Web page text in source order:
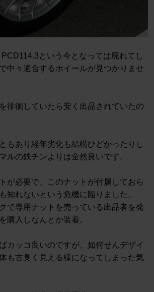
という今となっては廃れてし
中々適合するホイールが見つかりませ
徘徊していたら安く出品されていたの
もあり経年劣化も結構ひどかったりし
ルの鉄チンよりは全然良いです。
が必要で、このナットが付属しておら
知れないという危機に陥りました。
で専用ナットを売っている出品者を発
購入しなんとか装着。
カッコ良いのですが、如何せんデザイ
も古臭く見える様になってしまった気